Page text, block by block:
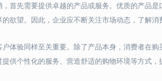
首先需要提供卓越的产品或服务。优质的产品
欲望。因此，企业应不断关注市场动态，了解消
体验同样至关重要。除了产品本身，消费者在
供个性化的服务、营造舒适的购物环境等方式